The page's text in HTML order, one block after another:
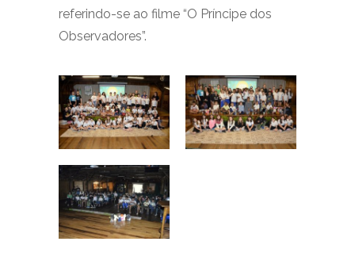
referindo-se ao filme “O Príncipe dos
Observadores”.